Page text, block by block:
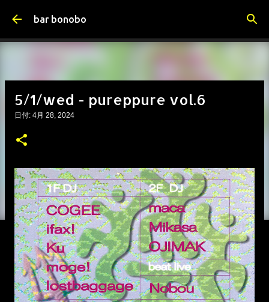
スキップしてメイン コンテンツに移動
bar bonobo
5/1/wed - pureppure vol.6
日付: 4月 28, 2024